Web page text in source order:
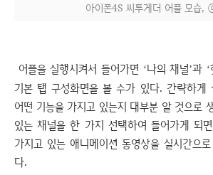
아이폰4S 씨투게더 어플 모습,
어플을 실행시켜서 들어가면 ‘나의 채널’과 ‘
기본 탭 구성화면을 볼 수가 있다. 간략하게
어떤 기능을 가지고 있는지 대부분 알 것으로
있는 채널을 한 가지 선택하여 들어가게 되면
가지고 있는 애니메이션 동영상을 실시간으
다.